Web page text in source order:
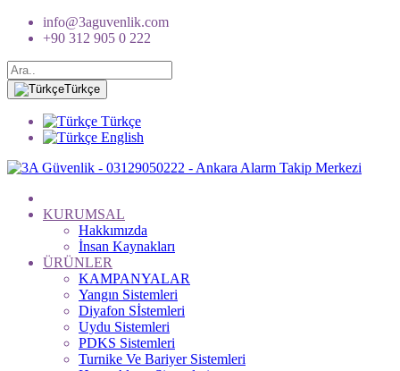
info@3aguvenlik.com
+90 312 905 0 222
Türkçe
Türkçe
English
KURUMSAL
Hakkımızda
İnsan Kaynakları
ÜRÜNLER
KAMPANYALAR
Yangın Sistemleri
Diyafon Sİstemleri
Uydu Sistemleri
PDKS Sistemleri
Turnike Ve Bariyer Sistemleri